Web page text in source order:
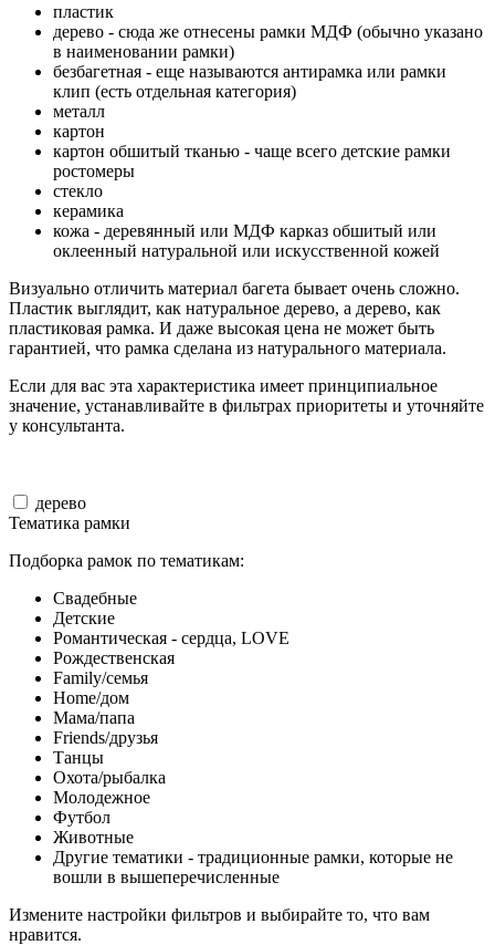
пластик
дерево - сюда же отнесены рамки МДФ (обычно указано
в наименовании рамки)
безбагетная - еще называются антирамка или рамки
клип (есть отдельная категория)
металл
картон
картон обшитый тканью - чаще всего детские рамки
ростомеры
стекло
керамика
кожа - деревянный или МДФ карказ обшитый или
оклеенный натуральной или искусственной кожей
Визуально отличить материал багета бывает очень сложно.
Пластик выглядит, как натуральное дерево, а дерево, как
пластиковая рамка. И даже высокая цена не может быть
гарантией, что рамка сделана из натурального материала.
Если для вас эта характеристика имеет принципиальное
значение, устанавливайте в фильтрах приоритеты и уточняйте
у консультанта.
дерево
Тематика рамки
Подборка рамок по тематикам:
Свадебные
Детские
Романтическая - сердца, LOVE
Рождественская
Family/семья
Home/дом
Мама/папа
Friends/друзья
Танцы
Охота/рыбалка
Молодежное
Футбол
Животные
Другие тематики - традиционные рамки, которые не
вошли в вышеперечисленные
Измените настройки фильтров и выбирайте то, что вам
нравится.